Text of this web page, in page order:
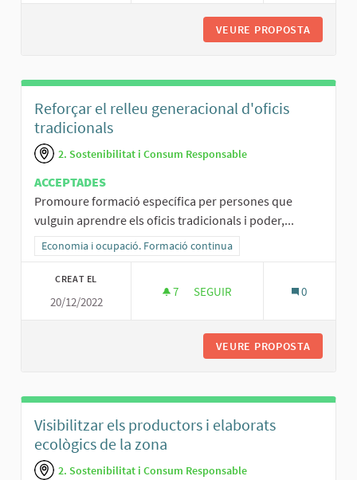
VEURE PROPOSTA
Reforçar el relleu generacional d'oficis
tradicionals
2. Sostenibilitat i Consum Responsable
ACCEPTADES
Promoure formació específica per persones que
vulguin aprendre els oficis tradicionals i poder,...
Resultats al filtrar per la categoria: Economia i ocupació.
Economia i ocupació. Formació continua
CREAT EL
20/12/2022
7 7 SEGUIDORES
SEGUIR 0
VEURE PROPOSTA
Visibilitzar els productors i elaborats
ecològics de la zona
2. Sostenibilitat i Consum Responsable